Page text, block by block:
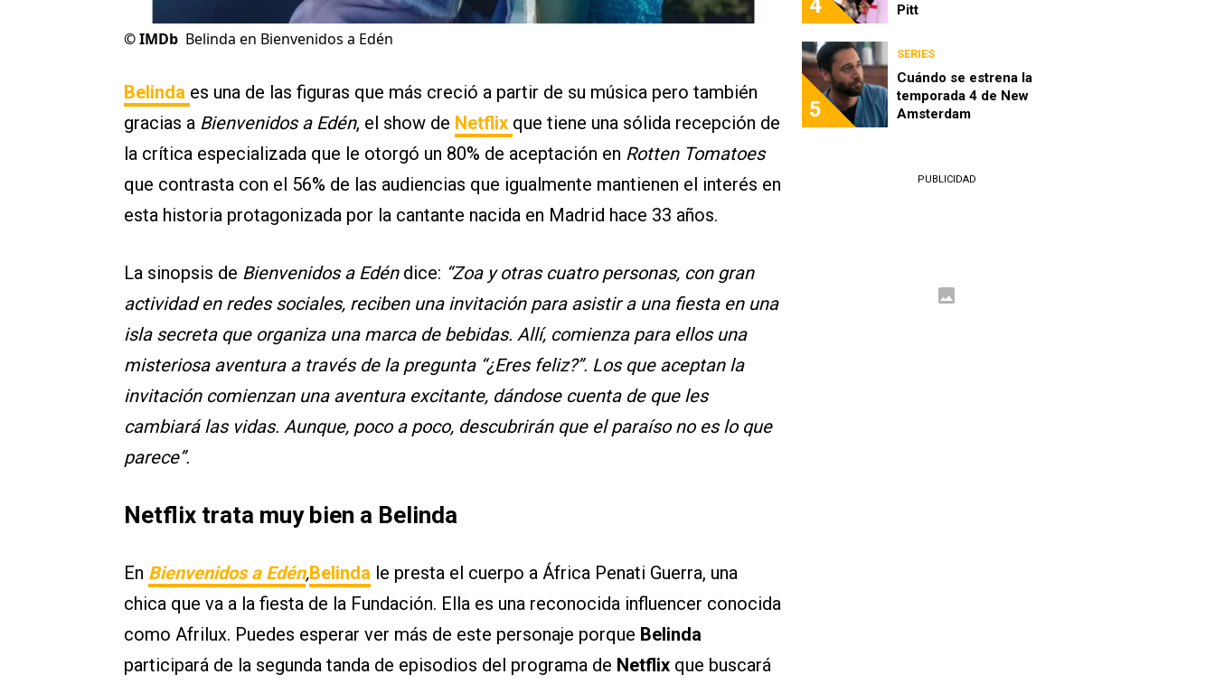
©IMDb Belinda en Bienvenidos a Edén
Belinda es una de las figuras que más creció a partir de su música pero también
gracias a Bienvenidos a Edén, el show de Netflix que tiene una sólida recepción de
la crítica especializada que le otorgó un 80% de aceptación en Rotten Tomatoes
que contrasta con el 56% de las audiencias que igualmente mantienen el interés en
esta historia protagonizada por la cantante nacida en Madrid hace 33 años.
La sinopsis de Bienvenidos a Edéndice: “Zoa y otras cuatro personas, con gran
actividad en redes sociales, reciben una invitación para asistir a una fiesta en una
isla secreta que organiza una marca de bebidas. Allí, comienza para ellos una
misteriosa aventura a través de la pregunta “¿Eres feliz?”. Los que aceptan la
invitación comienzan una aventura excitante, dándose cuenta de que les
cambiará las vidas. Aunque, poco a poco, descubrirán que el paraíso no es lo que
parece”.
Netflix trata muy bien a Belinda
En Bienvenidos a Edén,Belinda le presta el cuerpo a África Penati Guerra, una
chica que va a la fiesta de la Fundación. Ella es una reconocida influencer conocida
como Afrilux. Puedes esperar ver más de este personaje porque Belinda
participará de la segunda tanda de episodios del programa de Netflix que buscará
4 Pitt
5
SERIES
Cuándo se estrena la
temporada 4 de New
Amsterdam
PUBLICIDAD